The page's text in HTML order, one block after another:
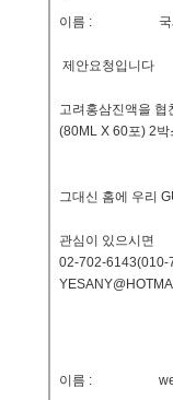
이름 :
제안요청입니다
고려홍삼진액을 협
(80ML X 60포) 2박
그대신 홈에 우리
관심이 있으시면
02-702-6143(010-
이름 :